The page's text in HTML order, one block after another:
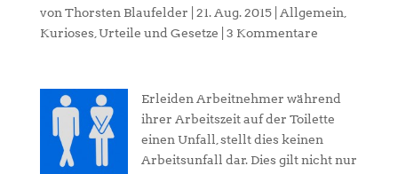
von Thorsten Blaufelder 21. Aug. 2015| Allgemein
Kurioses, Urteile und Gesetze 3 Kommentare
Erleiden Arbeitnehmer während
ihrer Arbeitszeit auf der Toilette
einen Unfall, stellt dies keinen
Arbeitsunfall dar. Dies gilt nicht nur